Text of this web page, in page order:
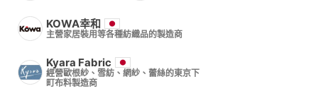
KOWA幸和
主營家居裝用等各種紡織品的製造商
Kyara Fabric
經營歐根紗、雪紡、網紗、蕾絲的東京下
町布料製造商